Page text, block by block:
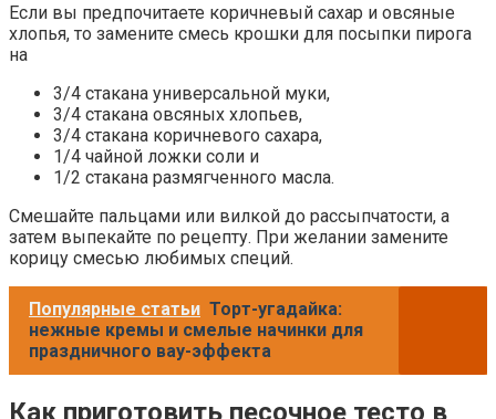
Если вы предпочитаете коричневый сахар и овсяные
хлопья, то замените смесь крошки для посыпки пирога
на
3/4 стакана универсальной муки,
3/4 стакана овсяных хлопьев,
3/4 стакана коричневого сахара,
1/4 чайной ложки соли и
1/2 стакана размягченного масла.
Смешайте пальцами или вилкой до рассыпчатости, а
затем выпекайте по рецепту. При желании замените
корицу смесью любимых специй.
Популярные статьи Торт-угадайка:
нежные кремы и смелые начинки для
праздничного вау-эффекта
Как приготовить песочное тесто в